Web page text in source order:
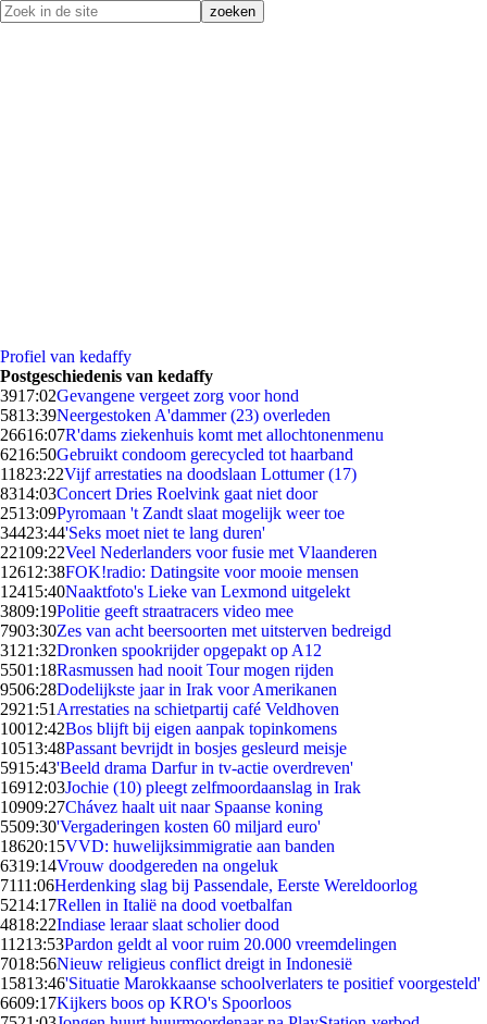
Profiel van kedaffy
Postgeschiedenis van kedaffy
3917:02Gevangene vergeet zorg voor hond
5813:39Neergestoken A'dammer (23) overleden
26616:07R'dams ziekenhuis komt met allochtonenmenu
6216:50Gebruikt condoom gerecycled tot haarband
11823:22Vijf arrestaties na doodslaan Lottumer (17)
8314:03Concert Dries Roelvink gaat niet door
2513:09Pyromaan 't Zandt slaat mogelijk weer toe
34423:44'Seks moet niet te lang duren'
22109:22Veel Nederlanders voor fusie met Vlaanderen
12612:38FOK!radio: Datingsite voor mooie mensen
12415:40Naaktfoto's Lieke van Lexmond uitgelekt
3809:19Politie geeft straatracers video mee
7903:30Zes van acht beersoorten met uitsterven bedreigd
31 21:32Dronken spookrijder opgepakt op A12
5501:18Rasmussen had nooit Tour mogen rijden
9506:28Dodelijkste jaar in Irak voor Amerikanen
2921:51 Arrestaties na schietpartij café Veldhoven
10012:42Bos blijft bij eigen aanpak topinkomens
10513:48Passant bevrijdt in bosjes gesleurd meisje
5915:43'Beeld drama Darfur in tv-actie overdreven'
16912:03Jochie (10) pleegt zelfmoordaanslag in Irak
10909:27Chávez haalt uit naar Spaanse koning
5509:30'Vergaderingen kosten 60 miljard euro'
18620:15VVD: huwelijksimmigratie aan banden
6319:14Vrouw doodgereden na ongeluk
7111:06Herdenking slag bij Passendale, Eerste Wereldoorlog
5214:17Rellen in Italië na dood voetbalfan
4818:22Indiase leraar slaat scholier dood
11213:53Pardon geldt al voor ruim 20.000 vreemdelingen
7018:56Nieuw religieus conflict dreigt in Indonesië
15813:46'Situatie Marokkaanse schoolverlaters te positief voorgesteld'
6609:17Kijkers boos op KRO's Spoorloos